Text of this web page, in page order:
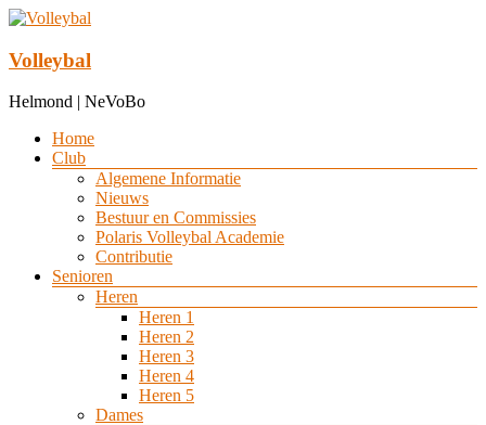
Ga
de
inhoud
Volleybal
Helmond | NeVoBo
Menu
Home
Club
Algemene Informatie
Nieuws
Bestuur en Commissies
Polaris Volleybal Academie
Contributie
Senioren
Heren
Heren 1
Heren 2
Heren 3
Heren 4
Heren 5
Dames